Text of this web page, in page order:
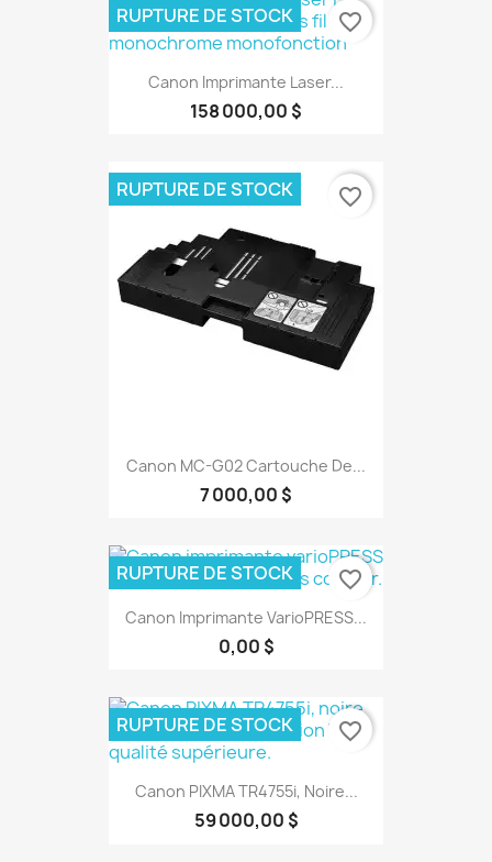
Canon Imprimante Laser...
158 000,00 $
RUPTURE DE STOCK favorite_border
Canon MC-G02 Cartouche De...
7 000,00 $
RUPTURE DE STOCK favorite_border
Canon Imprimante VarioPRESS...
0,00 $
RUPTURE DE STOCK favorite_border
Canon PIXMA TR4755i, Noire...
59 000,00 $
RUPTURE DE STOCK favorite_border